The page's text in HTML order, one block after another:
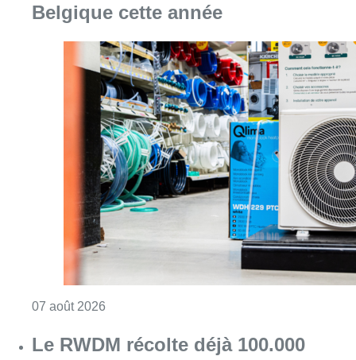
Belgique cette année
07 août 2026
Le RWDM récolte déjà 100.000